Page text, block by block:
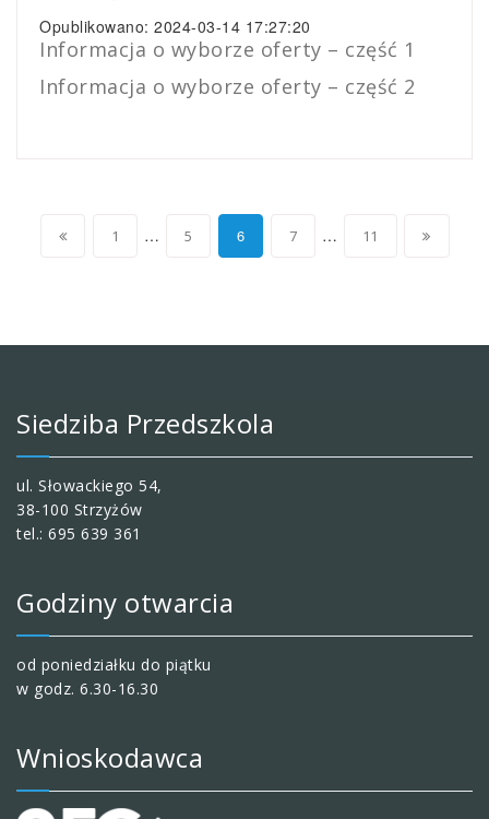
Opublikowano: 2024-03-14 17:27:20
Informacja o wyborze oferty – część 1
Informacja o wyborze oferty – część 2
Stronicowanie
1 … 5 6 7 … 11
Siedziba Przedszkola
ul. Słowackiego 54,
38-100 Strzyżów
tel.: 695 639 361
Godziny otwarcia
od poniedziałku do piątku
w godz. 6.30-16.30
Wnioskodawca